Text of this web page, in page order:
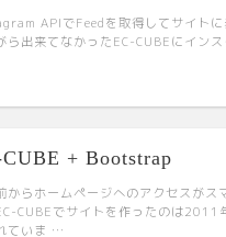
APIでFeedを取得してサイト
ら出来てなかったEC-CUBEにイン
+ Bootstrap
からホームページへのアクセスが
CUBEでサイトを作ったのは2011
ていま …